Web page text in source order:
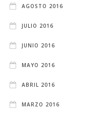
AGOSTO 2016
JULIO 2016
JUNIO 2016
MAYO 2016
ABRIL 2016
MARZO 2016